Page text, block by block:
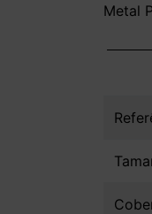
Metal